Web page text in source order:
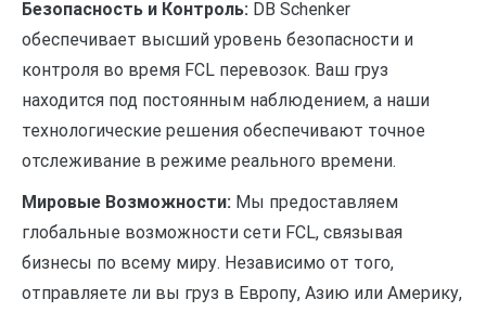
Безопасность и Контроль: DB Schenker
обеспечивает высший уровень безопасности и
контроля во время FCL перевозок. Ваш груз
находится под постоянным наблюдением, а наши
технологические решения обеспечивают точное
отслеживание в режиме реального времени.
Мировые Возможности: Мы предоставляем
глобальные возможности сети FCL, связывая
бизнесы по всему миру. Независимо от того,
отправляете ли вы груз в Европу, Азию или Америку,